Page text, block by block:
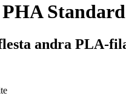
andra PLA-